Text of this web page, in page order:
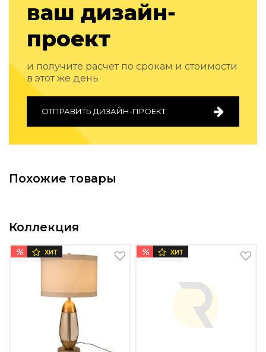
ваш дизайн-
проект
и получите расчет по срокам и стоимости
в этот же день
ОТПРАВИТЬ ДИЗАЙН-ПРОЕКТ
Похожие товары
Коллекция
% ХИТ % ХИТ